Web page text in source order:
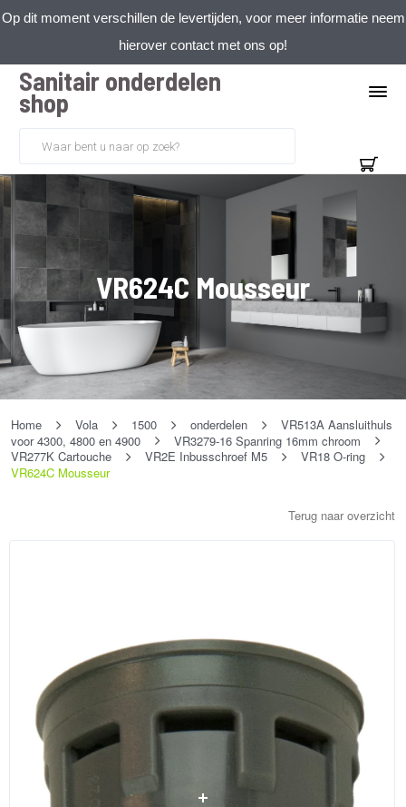
Op dit moment verschillen de levertijden, voor meer informatie neem
hierover contact met ons op!
Sanitair onderdelen
shop
VR624C Mousseur
Home Vola 1500 onderdelen
VR513A Aansluithuls
voor 4300, 4800 en 4900
VR3279-16 Spanring 16mm chroom
VR277K Cartouche
VR2E Inbusschroef M5
VR18 O-ring
VR624C Mousseur
Terug naar overzicht